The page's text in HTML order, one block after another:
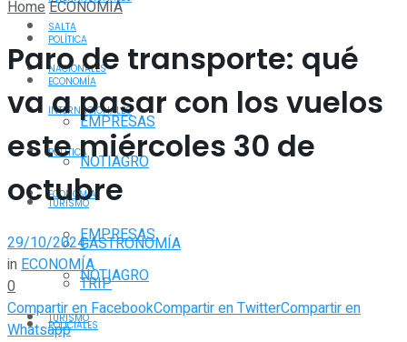
POLÍTICA
ECONOMÍA
EMPRESAS
NOTIAGRO
TURISMO
GASTRONOMÍA
TRIP
POLICIALES
SALTA
NACIONALES
INTERNACIONALES
POLÍTICA
ECONOMÍA
EMPRESAS
NOTIAGRO
TURISMO
HomeECONOMÍA
Paro de transporte: qué
va a pasar con los vuelos
este miércoles 30 de
octubre
29/10/2024
inECONOMÍA
0
Compartir en FacebookCompartir en TwitterCompartir en
Whatsapp